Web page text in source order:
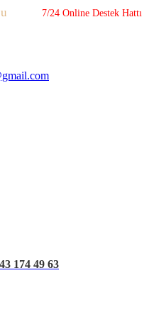
7/24 Online Destek Hattı
174 49 63